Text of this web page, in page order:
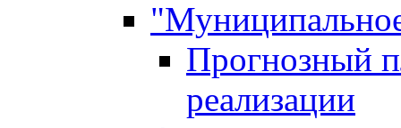
Прогнозный
реализации